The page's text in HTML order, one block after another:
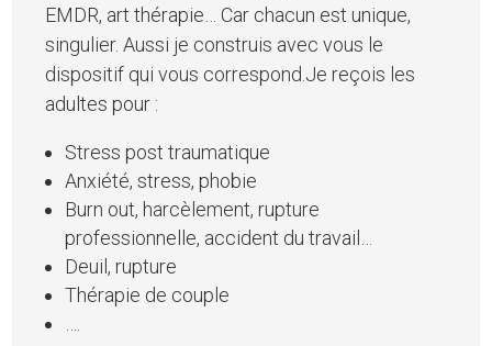
EMDR, art thérapie… Car chacun est unique,
singulier. Aussi je construis avec vous le
dispositif qui vous correspond.Je reçois les
adultes pour :
Stress post traumatique
Anxiété, stress, phobie
Burn out, harcèlement, rupture
professionnelle, accident du travail…
Deuil, rupture
Thérapie de couple
….